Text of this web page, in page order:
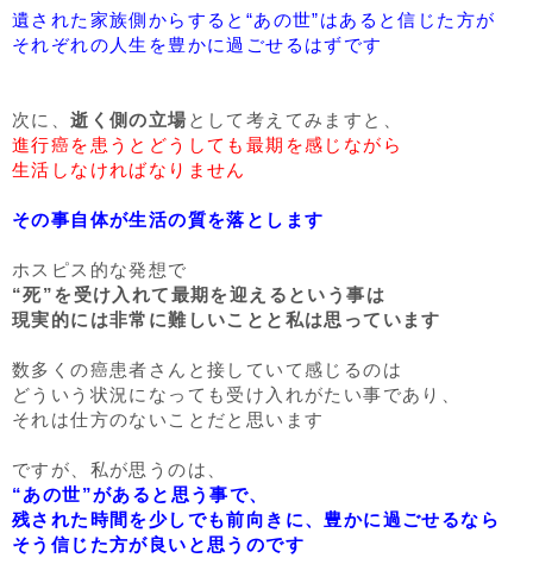
遺された家族側からすると“あの世”はあると信じた方が
それぞれの人生を豊かに過ごせるはずです
次に、逝く側の立場 として考えてみますと、
進行癌を患うとどうしても最期を感じながら
生活しなければなりません
その事自体が生活の質を落とします
ホスピス的な発想で
“死”を受け入れて最期を迎えるという事は
現実的には非常に難しいことと私は思っています
数多くの癌患者さんと接していて感じるのは
どういう状況になっても受け入れがたい事であり、
それは仕方のないことだと思います
ですが、私が思うのは、
“あの世”があると思う事で、
残された時間を少しでも前向きに、豊かに過ごせるなら
そう信じた方が良いと思うのです